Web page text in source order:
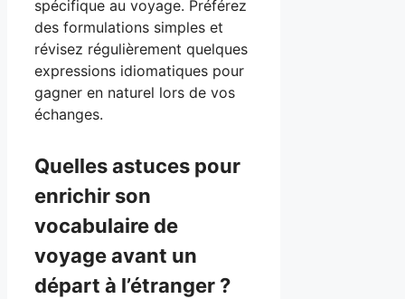
spécifique au voyage. Préférez
des formulations simples et
révisez régulièrement quelques
expressions idiomatiques pour
gagner en naturel lors de vos
échanges.
Quelles astuces pour
enrichir son
vocabulaire de
voyage avant un
départ à l’étranger ?